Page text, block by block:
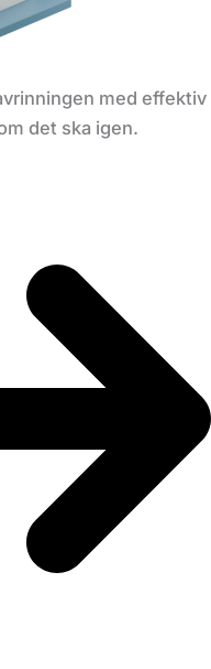
med effektiv
det ska igen.